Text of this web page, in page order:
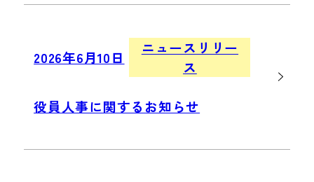
2026年6月10日
ニュースリリー
ス
役員人事に関するお知らせ